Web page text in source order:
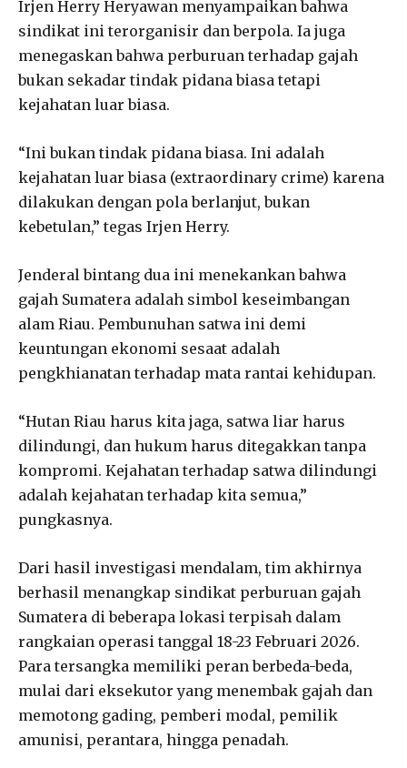
Irjen Herry Heryawan menyampaikan bahwa
sindikat ini terorganisir dan berpola. Ia juga
menegaskan bahwa perburuan terhadap gajah
bukan sekadar tindak pidana biasa tetapi
kejahatan luar biasa.
“Ini bukan tindak pidana biasa. Ini adalah
kejahatan luar biasa (extraordinary crime) karena
dilakukan dengan pola berlanjut, bukan
kebetulan,” tegas Irjen Herry.
Jenderal bintang dua ini menekankan bahwa
gajah Sumatera adalah simbol keseimbangan
alam Riau. Pembunuhan satwa ini demi
keuntungan ekonomi sesaat adalah
pengkhianatan terhadap mata rantai kehidupan.
“Hutan Riau harus kita jaga, satwa liar harus
dilindungi, dan hukum harus ditegakkan tanpa
kompromi. Kejahatan terhadap satwa dilindungi
adalah kejahatan terhadap kita semua,”
pungkasnya.
Dari hasil investigasi mendalam, tim akhirnya
berhasil menangkap sindikat perburuan gajah
Sumatera di beberapa lokasi terpisah dalam
rangkaian operasi tanggal 18-23 Februari 2026.
Para tersangka memiliki peran berbeda-beda,
mulai dari eksekutor yang menembak gajah dan
memotong gading, pemberi modal, pemilik
amunisi, perantara, hingga penadah.